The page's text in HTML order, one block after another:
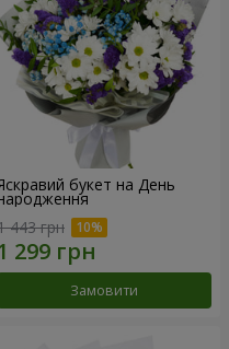
букет на День
443 грн
Замовити